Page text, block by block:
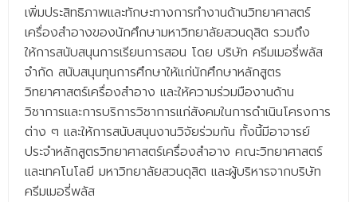
เพิ่มประสิทธิภาพและทักษะทางการทำงานด้านวิทยาศาสตร์
เครื่องสำอางของนักศึกษามหาวิทยาลัยสวนดุสิต รวมถึง
ให้การสนับสนุนการเรียนการสอน โดย บริษัท ครีมเมอรี่พลัส
จำกัด สนับสนุนทุนการศึกษาให้แก่นักศึกษาหลักสูตร
วิทยาศาสตร์เครื่องสำอาง และให้ความร่วมมืองานด้าน
วิชาการและการบริการวิชาการแก่สังคมในการดำเนินโครงการ
ต่าง ๆ และให้การสนับสนุนงานวิจัยร่วมกัน ทั้งนี้มีอาจารย์
ประจำหลักสูตรวิทยาศาสตร์เครื่องสำอาง คณะวิทยาศาสตร์
และเทคโนโลยี มหาวิทยาลัยสวนดุสิต และผู้บริหารจากบริษัท
ครีมเมอรี่พลัส